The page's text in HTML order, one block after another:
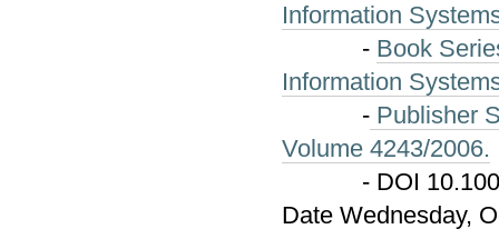
Information
- Book
Information
-Publisher
Volume 4243/2006.
- DOI 10.1007/
Date Wednesday,